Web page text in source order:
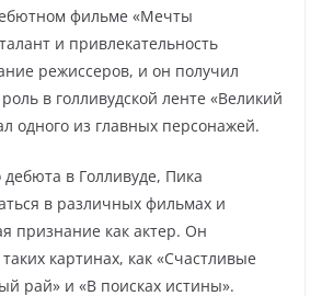
фильме «Мечты
и привлекательность
режиссеров, и он получил
в голливудской ленте «Великий
одного из главных персонажей.
в Голливуде, Пика
в различных фильмах и
признание как актер. Он
картинах, как «Счастливые
рай» и «В поисках истины».